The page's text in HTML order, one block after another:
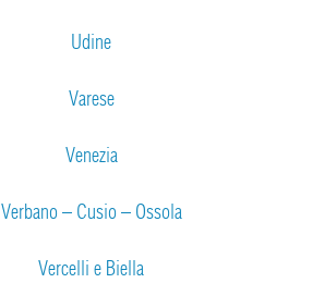
Udine
Varese
Venezia
Verbano – Cusio – Ossola
Vercelli e Biella